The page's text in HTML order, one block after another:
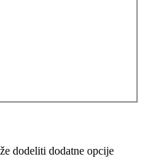
dodeliti dodatne opcije